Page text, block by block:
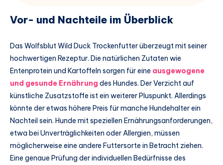
Vor- und Nachteile im Überblick
Das Wolfsblut Wild Duck Trockenfutter überzeugt mit seiner
hochwertigen Rezeptur. Die natürlichen Zutaten wie
Entenprotein und Kartoffeln sorgen für eine ausgewogene
und gesunde Ernährung des Hundes. Der Verzicht auf
künstliche Zusatzstoffe ist ein weiterer Pluspunkt. Allerdings
könnte der etwas höhere Preis für manche Hundehalter ein
Nachteil sein. Hunde mit speziellen Ernährungsanforderungen,
etwa bei Unverträglichkeiten oder Allergien, müssen
möglicherweise eine andere Futtersorte in Betracht ziehen.
Eine genaue Prüfung der individuellen Bedürfnisse des